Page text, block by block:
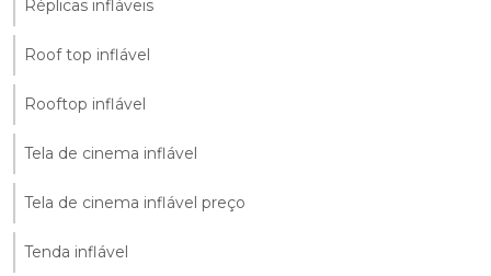
Réplicas infláveis
Roof top inflável
Rooftop inflável
Tela de cinema inflável
Tela de cinema inflável preço
Tenda inflável